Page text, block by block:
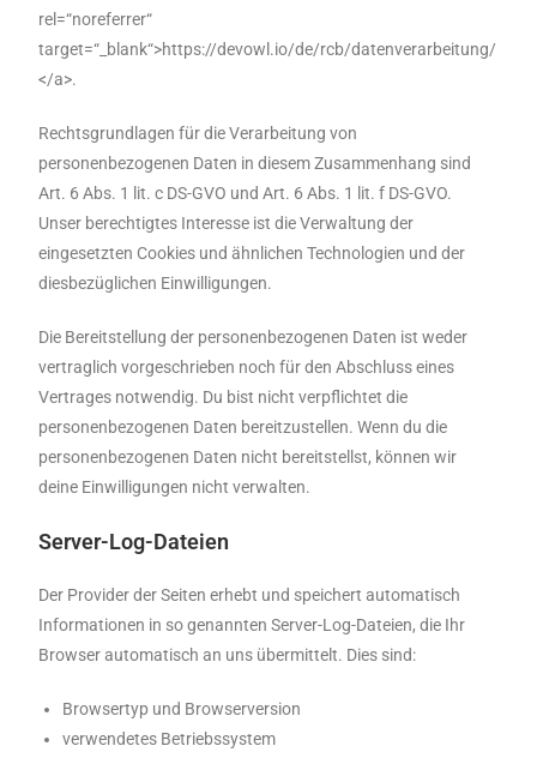
rel=“noreferrer“
target=“_blank“>https://devowl.io/de/rcb/datenverarbeitung/
</a>.
Rechtsgrundlagen für die Verarbeitung von
personenbezogenen Daten in diesem Zusammenhang sind
Art. 6 Abs. 1 lit. c DS-GVO und Art. 6 Abs. 1 lit. f DS-GVO.
Unser berechtigtes Interesse ist die Verwaltung der
eingesetzten Cookies und ähnlichen Technologien und der
diesbezüglichen Einwilligungen.
Die Bereitstellung der personenbezogenen Daten ist weder
vertraglich vorgeschrieben noch für den Abschluss eines
Vertrages notwendig. Du bist nicht verpflichtet die
personenbezogenen Daten bereitzustellen. Wenn du die
personenbezogenen Daten nicht bereitstellst, können wir
deine Einwilligungen nicht verwalten.
Server-Log-Dateien
Der Provider der Seiten erhebt und speichert automatisch
Informationen in so genannten Server-Log-Dateien, die Ihr
Browser automatisch an uns übermittelt. Dies sind:
Browsertyp und Browserversion
verwendetes Betriebssystem